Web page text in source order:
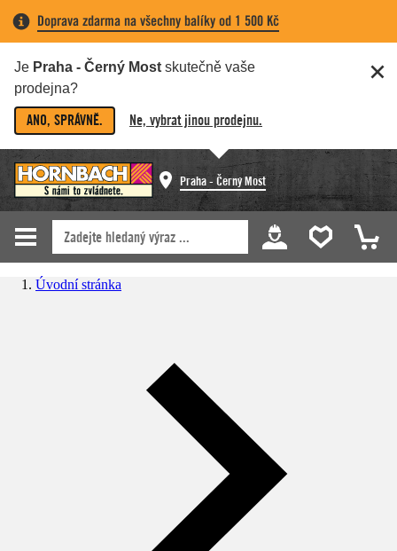
Doprava zdarma na všechny balíky od 1 500 Kč
Je Praha - Černý Most skutečně vaše
prodejna?
ANO, SPRÁVNĚ. Ne, vybrat jinou prodejnu.
Praha - Černý Most
Úvodní stránka